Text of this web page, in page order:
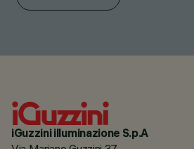
iGuzzini illuminazione S.p.A